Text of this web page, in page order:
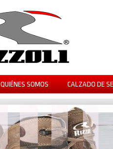
QUIÉNES SOMOS CALZADO DE